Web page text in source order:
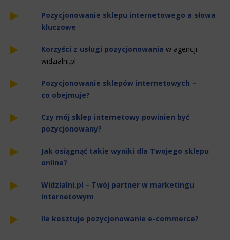
Pozycjonowanie sklepu internetowego a słowa
kluczowe
Korzyści z usługi pozycjonowania w agencji
widzialni.pl
Pozycjonowanie sklepów internetowych –
co obejmuje?
Czy mój sklep internetowy powinien być
pozycjonowany?
Jak osiągnąć takie wyniki dla Twojego sklepu
online?
Widzialni.pl – Twój partner w marketingu
internetowym
Ile kosztuje pozycjonowanie e-commerce?